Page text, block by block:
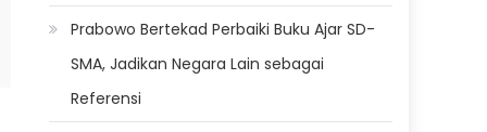
Prabowo Bertekad Perbaiki Buku Ajar SD-
SMA, Jadikan Negara Lain sebagai
Referensi